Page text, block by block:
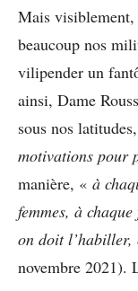
Mais visiblement,
beaucoup nos
vilipender un
ainsi, Dame
sous nos
motivations pour
manière, « à
femmes, à
on doit
novembre 2021).